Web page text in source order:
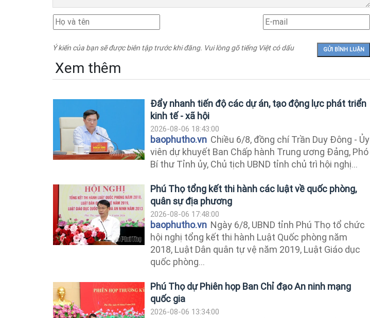
Ý kiến của bạn sẽ được biên tập trước khi đăng. Vui lòng gõ tiếng Việt có dấu
Xem thêm
Đẩy nhanh tiến độ các dự án, tạo động lực phát triển
kinh tế - xã hội
2026-08-06 18:43:00
baophutho.vn Chiều 6/8, đồng chí Trần Duy Đông - Ủy
viên dự khuyết Ban Chấp hành Trung ương Đảng, Phó
Bí thư Tỉnh ủy, Chủ tịch UBND tỉnh chủ trì hội nghị...
Phú Thọ tổng kết thi hành các luật về quốc phòng,
quân sự địa phương
2026-08-06 17:48:00
baophutho.vn Ngày 6/8, UBND tỉnh Phú Thọ tổ chức
hội nghị tổng kết thi hành Luật Quốc phòng năm
2018, Luật Dân quân tự vệ năm 2019, Luật Giáo dục
quốc phòng...
Phú Thọ dự Phiên họp Ban Chỉ đạo An ninh mạng
quốc gia
2026-08-06 13:34:00